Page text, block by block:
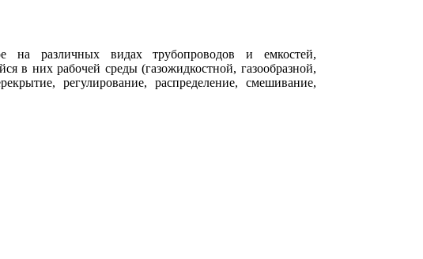
на различных видах трубопроводов и емкостей,
в них рабочей среды (газожидкостной, газообразной,
регулирование, распределение, смешивание,